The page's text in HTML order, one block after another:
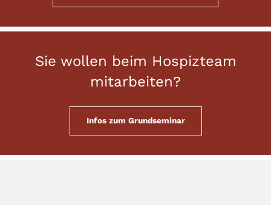
Sie wollen beim Hospizteam
mitarbeiten?
Infos zum Grundseminar